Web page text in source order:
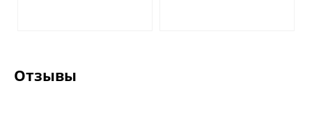
Отзывы